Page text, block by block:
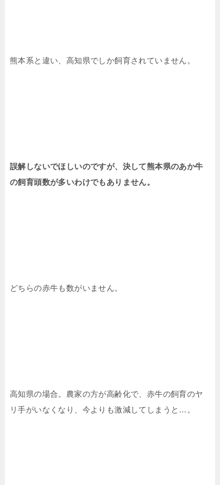
熊本系と違い、高知県でしか飼育されていません。
誤解しないでほしいのですが、決して熊本県のあか牛
の飼育頭数が多いわけでもありません。
どちらの赤牛も数がいません。
高知県の場合。農家の方が高齢化で、赤牛の飼育のヤ
リ手がいなくなり、今よりも激減してしまうと…。